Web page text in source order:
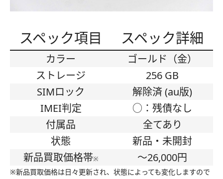
スペック項目 スペック詳細
カラー
ゴールド（金）
ストレージ
256 GB
SIMロック
解除済 (au版)
IMEI判定
○：残債なし
付属品
全てあり
状態
新品・未開封
新品買取価格帯※ 〜26,000円
※新品買取価格は日々更新され、状態によっても変化しますので